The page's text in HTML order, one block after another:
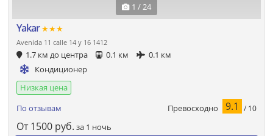
1 / 24
Yakar★★★
Avenida 11 calle 14 y 16 1412
1.7 км до центра 0.1 км
0.1 км
Кондиционер
Низкая цена
По отзывам
Превосходно 9.1 / 10
От 1500 руб. за 1 ночь